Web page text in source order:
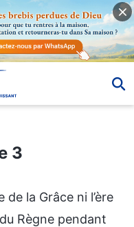
3
de la Grâce ni l’ère
Règne pendant